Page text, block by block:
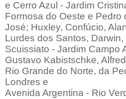
e Cerro Azul - Jardim
Formosa do Oeste e Pedro
José; Huxley, Confúcio,
Lurdes dos Santos, Darwin,
Scuissiato - Jardim Campo
Gustavo Kabistschke,
Rio Grande do Norte, da
Londres e
Avenida Argentina - Rio